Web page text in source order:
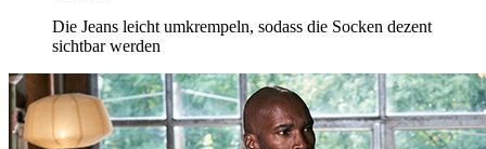
Die Jeans leicht umkrempeln, sodass die Socken dezent
sichtbar werden